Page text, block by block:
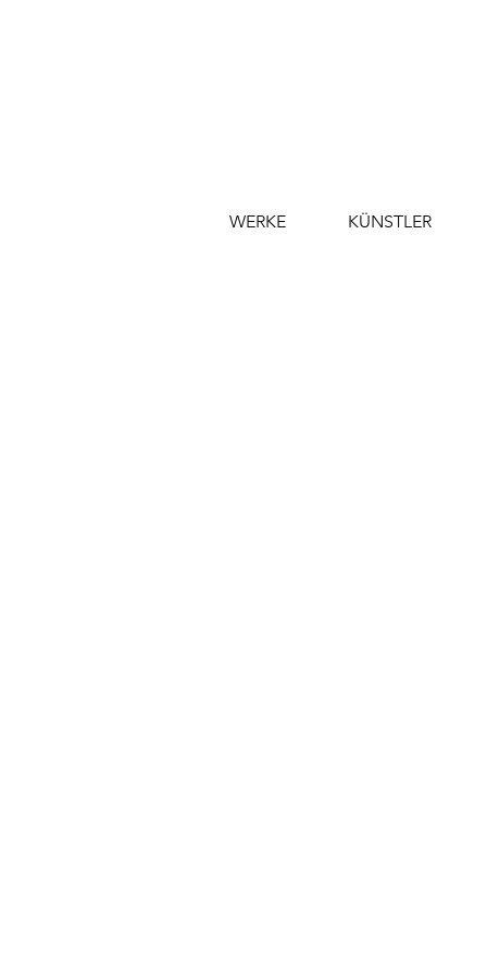
WERKE KÜNSTLER